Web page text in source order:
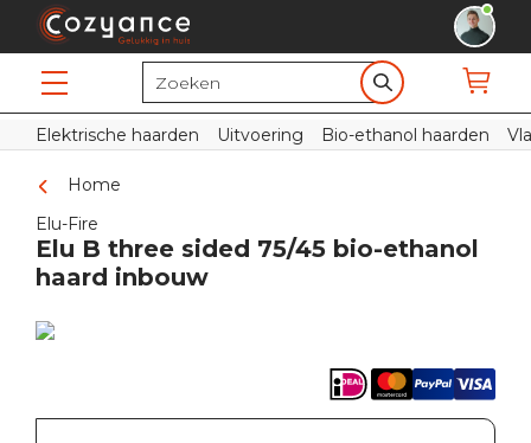
Elektrische haarden Uitvoering Bio-ethanol haarden
Home
Elu-Fire
Elu B three sided 75/45 bio-ethanol
haard inbouw